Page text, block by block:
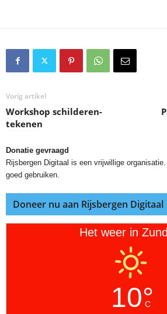
Vorig artikel
Workshop schilderen-
tekenen
Donatie gevraagd
Rijsbergen Digitaal is een vrijwillige
goed gebruiken.
Doneer nu aan Rijsbergen Digitaal
Het weer in
10°
C